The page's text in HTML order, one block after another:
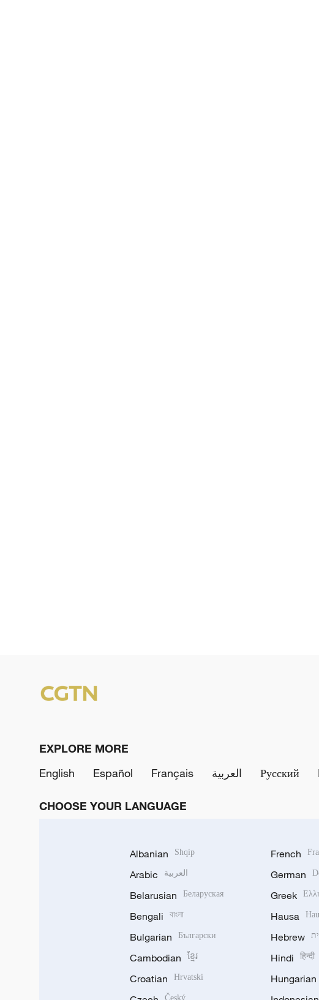
EXPLORE MORE
English
Español Français العربية Русский
CHOOSE YOUR LANGUAGE
Albanian Shqip
Arabic العربية
Belarusian Беларуская
Bengali বাংলা
Bulgarian Български
Cambodian ខ្មែរ
Croatian Hrvatski
Český
French
German
Greek
Hausa
Hebrew
Hindi हिन्दी
Hungarian